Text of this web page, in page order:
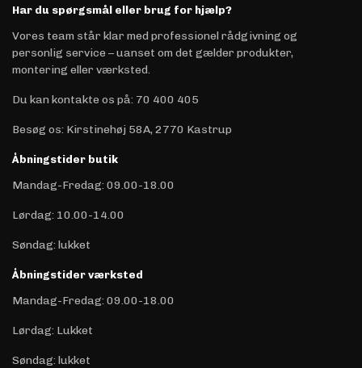
Har du spørgsmål eller brug for hjælp?
Vores team står klar med professionel rådgivning og
personlig service – uanset om det gælder produkter,
montering eller værksted.
Du kan kontakte os på: 70 400 405
Besøg os: Kirstinehøj 58A, 2770 Kastrup
Åbningstider butik
Mandag-Fredag: 09.00-18.00
Lørdag: 10.00-14.00
Søndag: lukket
Åbningstider værksted
Mandag-Fredag: 09.00-18.00
Lørdag: Lukket
Søndag: lukket